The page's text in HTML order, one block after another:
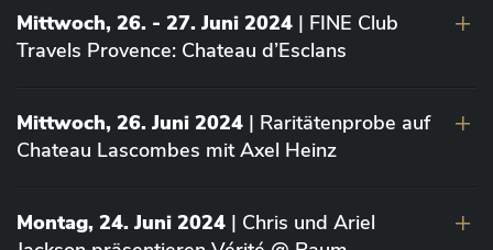
Mittwoch, 26. - 27. Juni 2024 | FINE Club
Travels Provence: Chateau d’Esclans
Mittwoch, 26. Juni 2024 | Raritätenprobe auf
Chateau Lascombes mit Axel Heinz
Montag, 24. Juni 2024 | Chris und Ariel